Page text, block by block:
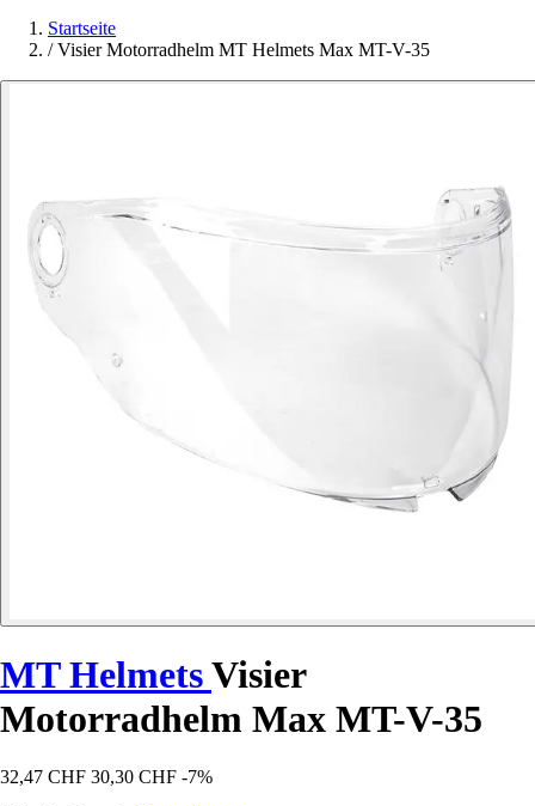
Startseite
/ Visier Motorradhelm MT Helmets Max MT-V-35
MT HelmetsVisier
Motorradhelm Max MT-V-35
32,47 CHF 30,30 CHF -7%